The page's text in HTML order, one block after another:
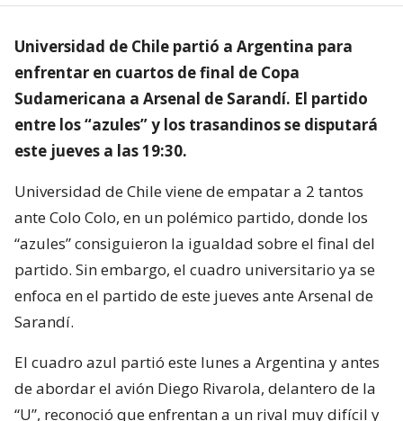
Universidad de Chile partió a Argentina para
enfrentar en cuartos de final de Copa
Sudamericana a Arsenal de Sarandí. El partido
entre los “azules” y los trasandinos se disputará
este jueves a las 19:30.
Universidad de Chile viene de empatar a 2 tantos
ante Colo Colo, en un polémico partido, donde los
“azules” consiguieron la igualdad sobre el final del
partido. Sin embargo, el cuadro universitario ya se
enfoca en el partido de este jueves ante Arsenal de
Sarandí.
El cuadro azul partió este lunes a Argentina y antes
de abordar el avión Diego Rivarola, delantero de la
“U”, reconoció que enfrentan a un rival muy difícil y